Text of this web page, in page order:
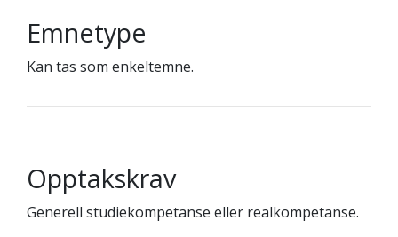
Emnetype
Kan tas som enkeltemne.
Opptakskrav
Generell studiekompetanse eller realkompetanse.